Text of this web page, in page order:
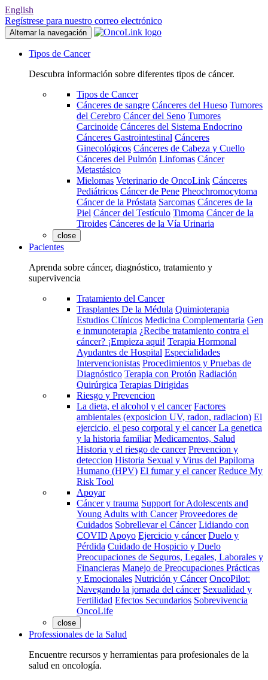
English
Regístrese para nuestro correo electrónico
Alternar la navegación
Tipos de Cancer
Descubra información sobre diferentes tipos de cáncer.
Tipos de Cancer
Cánceres de sangre Cánceres del Hueso Tumores
del Cerebro Cáncer del Seno Tumores
Carcinoide Cánceres del Sistema Endocrino
Cánceres Gastrointestinal Cánceres
Ginecológicos Cánceres de Cabeza y Cuello
Cánceres del Pulmón Linfomas Cáncer
Metastásico
Mielomas Veterinario de OncoLink Cánceres
Pediátricos Cáncer de Pene Pheochromocytoma
Cáncer de la Próstata Sarcomas Cánceres de la
Piel Cáncer del Testículo Timoma Cáncer de la
Tiroides Cánceres de la Vía Urinaria
close
Pacientes
Aprenda sobre cáncer, diagnóstico, tratamiento y
supervivencia
Tratamiento del Cancer
Trasplantes De la Médula Quimioterapia
Estudios Clínicos Medicina Complementaria Gen
e inmunoterapia ¿Recibe tratamiento contra el
cáncer? ¡Empieza aqui! Terapia Hormonal
Ayudantes de Hospital Especialidades
Intervencionistas Procedimientos y Pruebas de
Diagnóstico Terapia con Protón Radiación
Quirúrgica Terapias Dirigidas
Riesgo y Prevencion
La dieta, el alcohol y el cancer Factores
ambientales (exposicion UV, radon, radiacion) El
ejercicio, el peso corporal y el cancer La genetica
y la historia familiar Medicamentos, Salud
Historia y el riesgo de cancer Prevencion y
deteccion Historia Sexual y Virus del Papiloma
Humano (HPV) El fumar y el cancer Reduce My
Risk Tool
Apoyar
Cáncer y trauma Support for Adolescents and
Young Adults with Cancer Proveedores de
Cuidados Sobrellevar el Cáncer Lidiando con
COVID Apoyo Ejercicio y cáncer Duelo y
Pérdida Cuidado de Hospicio y Duelo
Preocupaciones de Seguros, Legales, Laborales y
Financieras Manejo de Preocupaciones Prácticas
y Emocionales Nutrición y Cáncer OncoPilot:
Navegando la jornada del cáncer Sexualidad y
Fertilidad Efectos Secundarios Sobrevivencia
OncoLife
close
Professionales de la Salud
Encuentre recursos y herramientas para profesionales de la
salud en oncología.